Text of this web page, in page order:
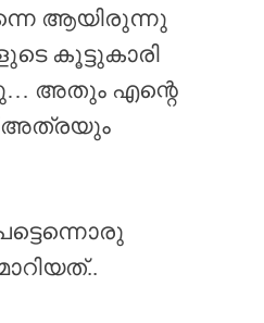
ആയിരുന്നു
കൂട്ടുകാരി
അതും എന്റെ
അത്രയും